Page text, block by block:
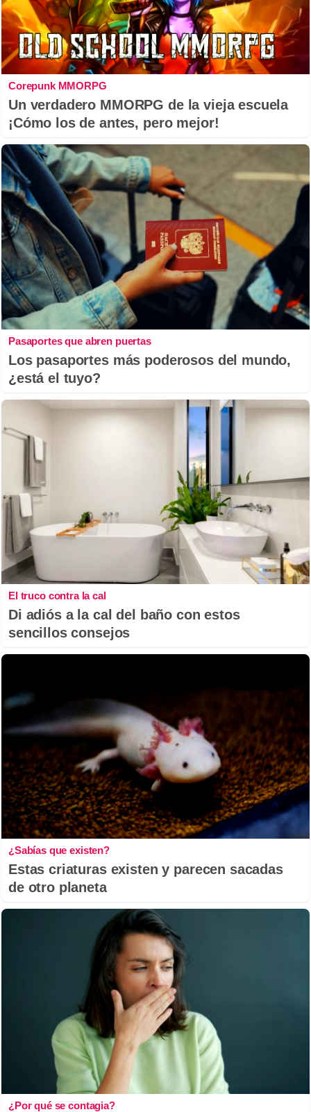
Corepunk MMORPG
Un verdadero MMORPG de la vieja escuela
¡Cómo los de antes, pero mejor!
Pasaportes que abren puertas
Los pasaportes más poderosos del mundo,
¿está el tuyo?
El truco contra la cal
Di adiós a la cal del baño con estos
sencillos consejos
¿Sabías que existen?
Estas criaturas existen y parecen sacadas
de otro planeta
¿Por qué se contagia?